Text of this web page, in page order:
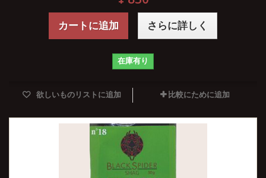
カートに追加 さらに詳しく
在庫有り
欲しいものリストに追加 比較にために追加